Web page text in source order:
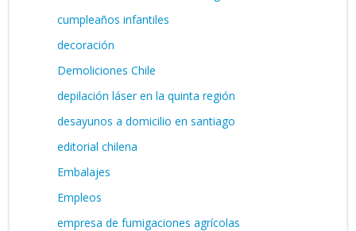
cumpleaños infantiles
decoración
Demoliciones Chile
depilación láser en la quinta región
desayunos a domicilio en santiago
editorial chilena
Embalajes
Empleos
empresa de fumigaciones agrícolas